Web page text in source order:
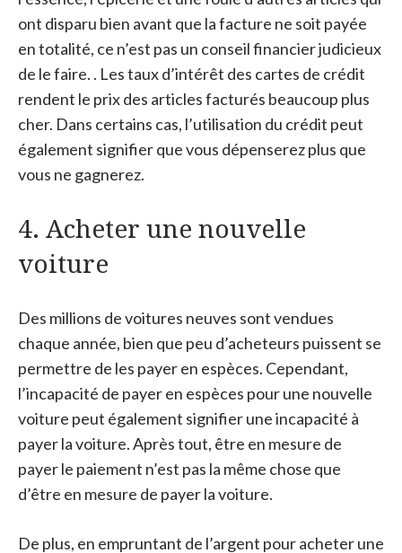
ont disparu bien avant que la facture ne soit payée
en totalité, ce n’est pas un conseil financier judicieux
de le faire. . Les taux d’intérêt des cartes de crédit
rendent le prix des articles facturés beaucoup plus
cher. Dans certains cas, l’utilisation du crédit peut
également signifier que vous dépenserez plus que
vous ne gagnerez.
4. Acheter une nouvelle
voiture
Des millions de voitures neuves sont vendues
chaque année, bien que peu d’acheteurs puissent se
permettre de les payer en espèces. Cependant,
l’incapacité de payer en espèces pour une nouvelle
voiture peut également signifier une incapacité à
payer la voiture. Après tout, être en mesure de
payer le paiement n’est pas la même chose que
d’être en mesure de payer la voiture.
De plus, en empruntant de l’argent pour acheter une